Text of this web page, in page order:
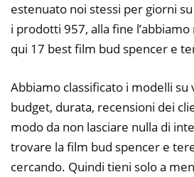
estenuato noi stessi per giorni
i prodotti 957, alla fine
qui 17 best film bud spencer e
Abbiamo classificato i modelli
budget, durata, recensioni dei
modo da non lasciare nulla di
trovare la film bud spencer e
cercando. Quindi tieni solo a